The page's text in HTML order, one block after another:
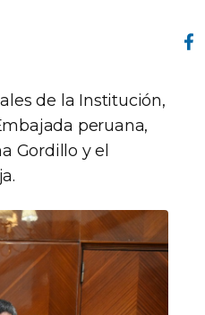
Compartir en Facebook
de la Institución,
peruana,
Gordillo y el